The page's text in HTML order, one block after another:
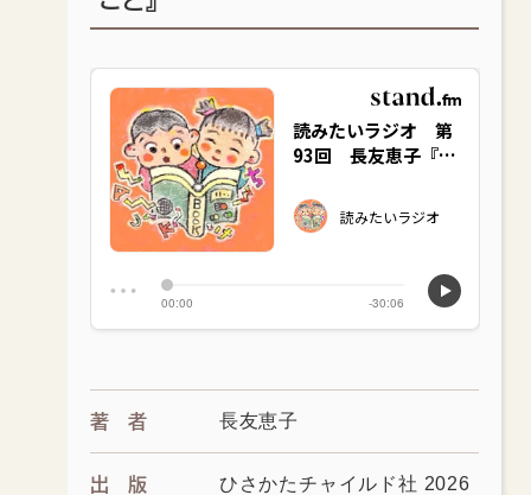
著者 長友恵子
出版 ひさかたチャイルド社 2026